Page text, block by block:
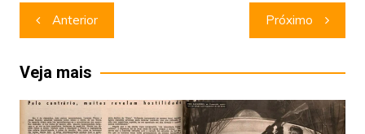
Navegação
de
Post
Anterior Próximo
Veja mais